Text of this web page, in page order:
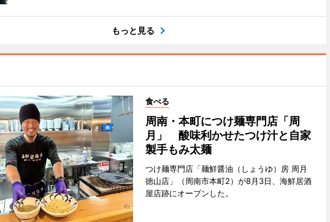
もっと見る
食べる
周南・本町につけ麺専門店「周
月」 酸味利かせたつけ汁と自家
製手もみ太麺
つけ麺専門店「麺鮮醤油（しょうゆ）房 周月
徳山店」（周南市本町2）が8月3日、海鮮居酒
屋店跡にオープンした。